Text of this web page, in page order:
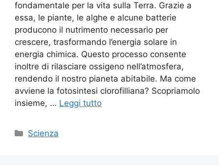
fondamentale per la vita sulla Terra. Grazie a
essa, le piante, le alghe e alcune batterie
producono il nutrimento necessario per
crescere, trasformando l’energia solare in
energia chimica. Questo processo consente
inoltre di rilasciare ossigeno nell’atmosfera,
rendendo il nostro pianeta abitabile. Ma come
avviene la fotosintesi clorofilliana? Scopriamolo
insieme, … Leggi tutto
Categorie
Scienza